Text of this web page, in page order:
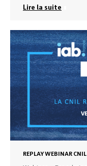
Lire la suite
REPLAY WEBINAR